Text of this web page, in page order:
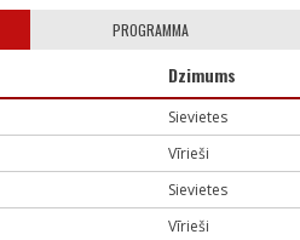
PROGRAMMA
Dzimums
Sievietes
Vīrieši
Sievietes
Vīrieši